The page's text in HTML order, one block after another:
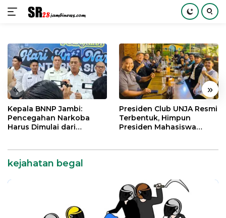
konten
« »
Kepala BNNP Jambi:
Pencegahan Narkoba
Harus Dimulai dari
Presiden Club UNJA Resmi
Terbentuk, Himpun
Presiden Mahasiswa
kejahatan begal